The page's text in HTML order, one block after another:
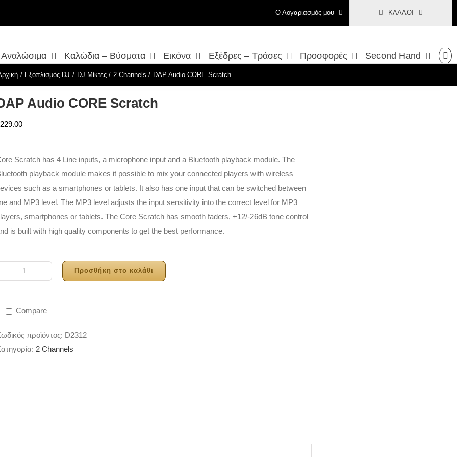
Ο Λογαριασμός μου ΚΑΛΆΘΙ
Καλώδια – Βύσματα Εικόνα Εξέδρες – Τράσες Προσφορές Second Hand
Εξοπλισμός DJ DJ Μίκτες 2 Channels DAP Audio CORE Scratch
Audio CORE Scratch
229.00
Scratch has 4 Line inputs, a microphone input and a Bluetooth playback module. The
playback module makes it possible to mix your connected players with wireless
such as a smartphones or tablets. It also has one input that can be switched between
and MP3 level. The MP3 level adjusts the input sensitivity into the correct level for MP3
smartphones or tablets. The Core Scratch has smooth faders, +12/-26dB tone control
is built with high quality components to get the best performance.
ποσότητα
Προσθήκη στο καλάθι
Compare
προϊόντος: D2312
2 Channels